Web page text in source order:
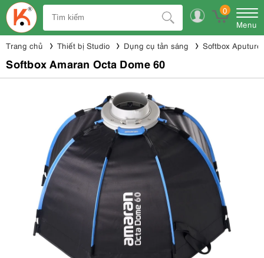
0
Menu
Trang chủ Thiết bị Studio Dụng cụ tản sáng Softbox Aputure
Softbox Amaran Octa Dome 60